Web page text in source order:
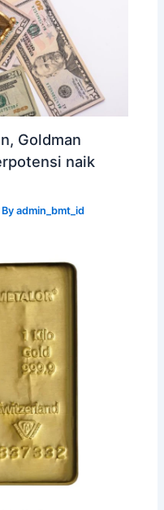
Goldman
naik
Byadmin_bmt_id